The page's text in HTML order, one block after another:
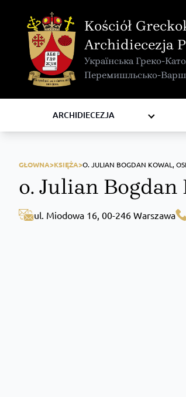
Kościół
Archidiecezja
Українська Греко-
Перемишльсько-
ARCHIDIECEZJA
KURIA METROPOLITALNA
KAPITUŁA
KOMISJE I WYDZIAŁY
RADY
ZAKONY I ZGROMADZENIA
GŁOWNA>KSIĘŻA>O. JULIAN BOGDAN KOWAL,
o. Julian Bogdan
ul. Miodowa 16, 00-246 Warszawa